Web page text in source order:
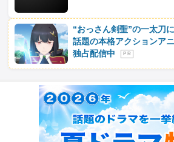
“おっさん剣聖”の一太
話題の本格アクションア
独占配信中
P R